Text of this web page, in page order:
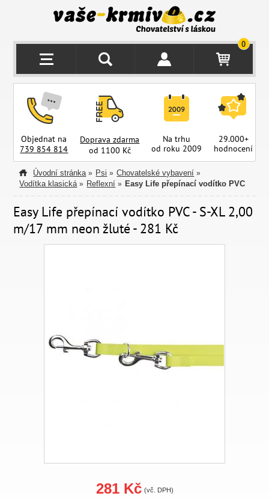
0
Objednat na
739 854 814
Doprava zdarma
od 1100 Kč
Na trhu
od roku 2009
29.000+
hodnocení
Úvodní stránka » Psi » Chovatelské vybavení »
Vodítka klasická » Reflexní » Easy Life přepínací vodítko PVC
Easy Life přepínací vodítko PVC - S-XL 2,00
m/17 mm neon žluté - 281 Kč
281 Kč (vč. DPH)